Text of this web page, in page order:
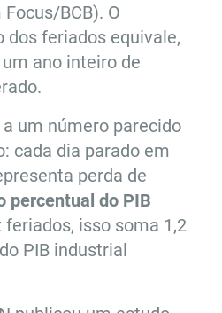
BCB). O
feriados equivale,
ano inteiro de
a um número parecido
cada dia parado em
perda de
percentual do PIB
feriados, isso soma 1,2
PIB industrial